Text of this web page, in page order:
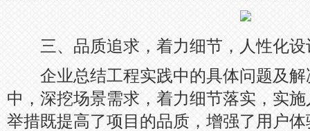
三、品质追求，着力细节，人性化设
企业总结工程实践中的具体问题及解
中，深挖场景需求，着力细节落实，实
举措既提高了项目的品质，增强了用户